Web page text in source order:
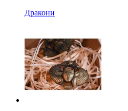
Дракони